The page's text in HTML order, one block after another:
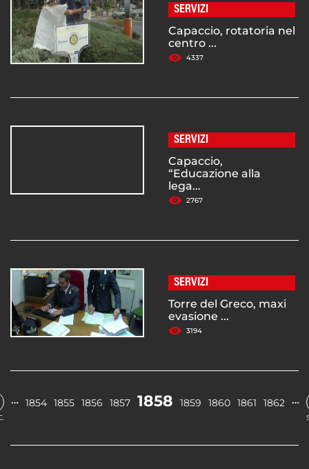
SERVIZI
Capaccio, rotatoria nel
centro ...
4337
SERVIZI
Capaccio,
“Educazione alla
lega...
2767
SERVIZI
Torre del Greco, maxi
evasione ...
3194
… 1854 1855 1856 1857 1858 1859 1860 1861 1862 …